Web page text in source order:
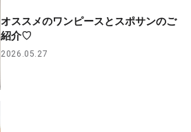
オススメのワンピースとスポサンのご
紹介‪♡
2026.05.27